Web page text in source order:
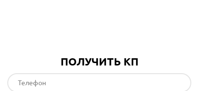
ПОЛУЧИТЬ КП